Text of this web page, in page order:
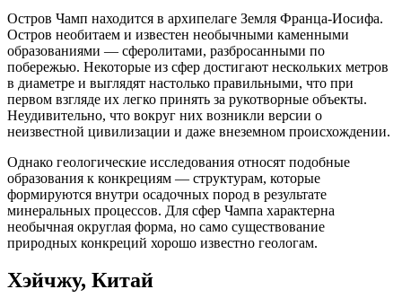
Остров Чамп находится в архипелаге Земля Франца-Иосифа.
Остров необитаем и известен необычными каменными
образованиями — сферолитами, разбросанными по
побережью. Некоторые из сфер достигают нескольких метров
в диаметре и выглядят настолько правильными, что при
первом взгляде их легко принять за рукотворные объекты.
Неудивительно, что вокруг них возникли версии о
неизвестной цивилизации и даже внеземном происхождении.
Однако геологические исследования относят подобные
образования к конкрециям — структурам, которые
формируются внутри осадочных пород в результате
минеральных процессов. Для сфер Чампа характерна
необычная округлая форма, но само существование
природных конкреций хорошо известно геологам.
Хэйчжу, Китай